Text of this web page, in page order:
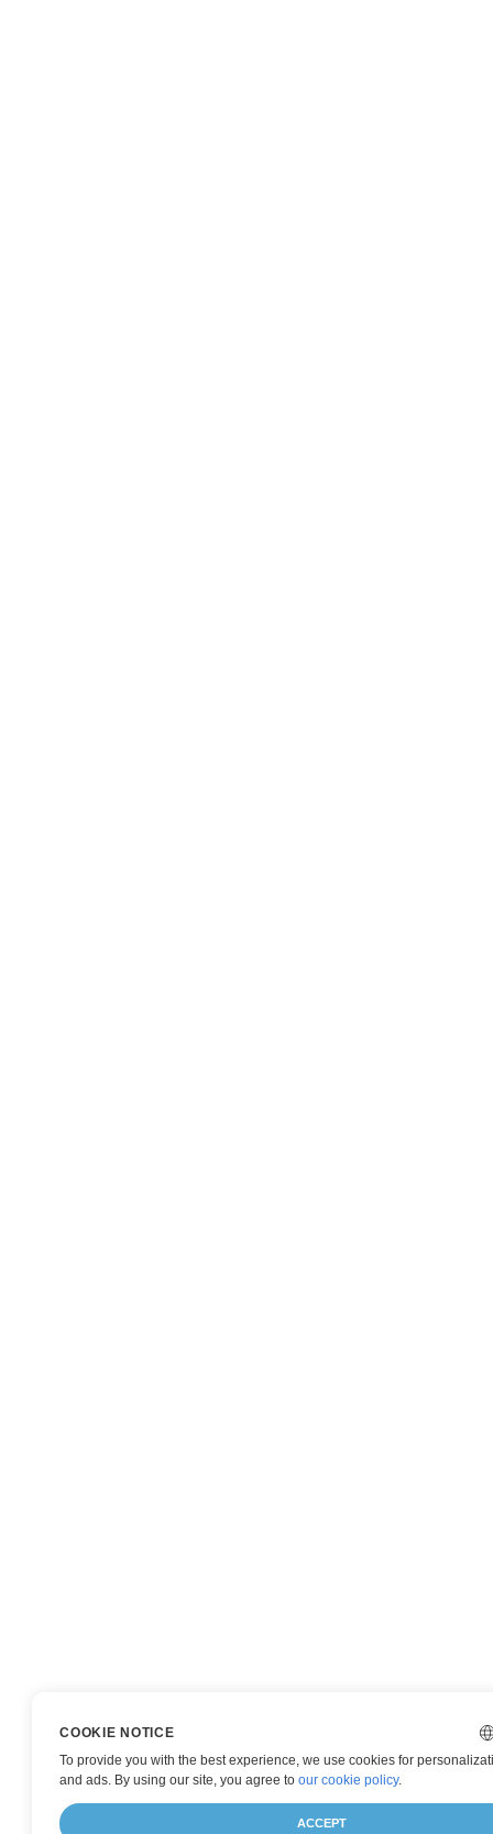
COOKIE NOTICE
To provide you with the best experience, we use cookies for
and ads. By using our site, you agree toour cookie policy.
ACCEPT